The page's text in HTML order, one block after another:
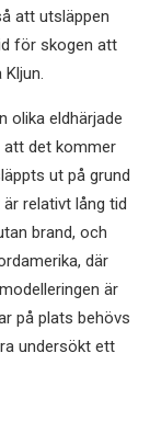
att utsläppen
för skogen att
olika eldhärjade
att det kommer
ut på grund
relativt lång tid
brand, och
där
är
på plats behövs
undersökt ett